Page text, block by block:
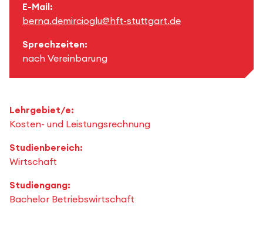
Lehrgebiet/e:
Kosten- und Leistungsrechnung
Studienbereich:
Wirtschaft
Studiengang:
Bachelor Betriebswirtschaft
E-Mail:
berna.demircioglu@hft-stuttgart.de
Sprechzeiten:
nach Vereinbarung